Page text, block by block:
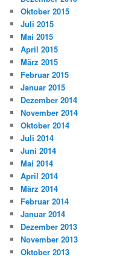
Oktober 2015
Juli 2015
Mai 2015
April 2015
März 2015
Februar 2015
Januar 2015
Dezember 2014
November 2014
Oktober 2014
Juli 2014
Juni 2014
Mai 2014
April 2014
März 2014
Februar 2014
Januar 2014
Dezember 2013
November 2013
Oktober 2013